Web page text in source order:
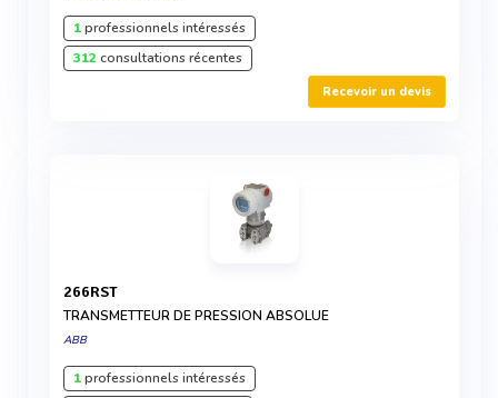
1professionnels intéressés
312consultations récentes
Recevoir un devis
266RST
TRANSMETTEUR DE PRESSION ABSOLUE
ABB
1professionnels intéressés